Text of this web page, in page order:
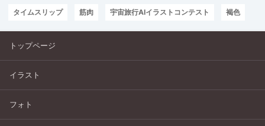
タイムスリップ 筋肉 宇宙旅行AIイラストコンテスト 褐色
トップページ
イラスト
フォト